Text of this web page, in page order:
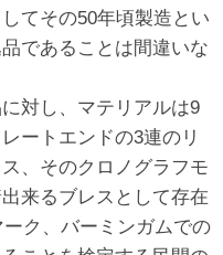
てその50年頃製造とい
であることは間違いな
対し、マテリアルは9
ートエンドの3連のリ
、そのクロノグラフモ
来るブレスとして存在
ク、バーミンガムでの